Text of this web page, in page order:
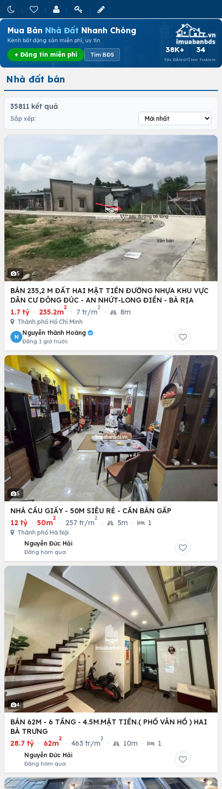
Mua Bán Nhà Đất Nhanh Chóng
Kênh bất động sản miễn phí, uy tín
+ Đăng tin miễn phí Tìm BĐS
38K+
TIN ĐĂNG
34
TỈNH THÀNH
Nhà đất bán
35811 kết quả
Sắp xếp:
5
BÁN 235,2 M ĐẤT HAI MẶT TIỀN ĐƯỜNG NHỰA KHU VỰC
DÂN CƯ ĐÔNG ĐÚC - AN NHỨT-LONG ĐIỀN - BÀ RỊA
1.7 tỷ · 235.2m
2
· 7 tr/m
2
· 8m
Thành phố Hồ Chí Minh
N
Nguyễn thành Hoàng
Đăng 1 giờ trước
5
NHÀ CẦU GIẤY - 50M SIÊU RẺ - CẦN BÁN GẤP
12 tỷ · 50m
2
· 257 tr/m
2
· 5m · 1
Thành phố Hà Nội
Nguyễn Đức Hải
Đăng hôm qua
4
BÁN 62M - 6 TẦNG - 4.5M.MẶT TIỀN.( PHỐ VÂN HỒ ) HAI
BÀ TRƯNG
28.7 tỷ · 62m
2
· 463 tr/m
2
· 10m · 1
Nguyễn Đức Hải
Đăng hôm qua